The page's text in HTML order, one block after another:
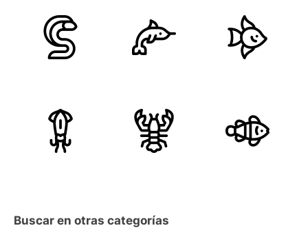
Buscar en otras categorías